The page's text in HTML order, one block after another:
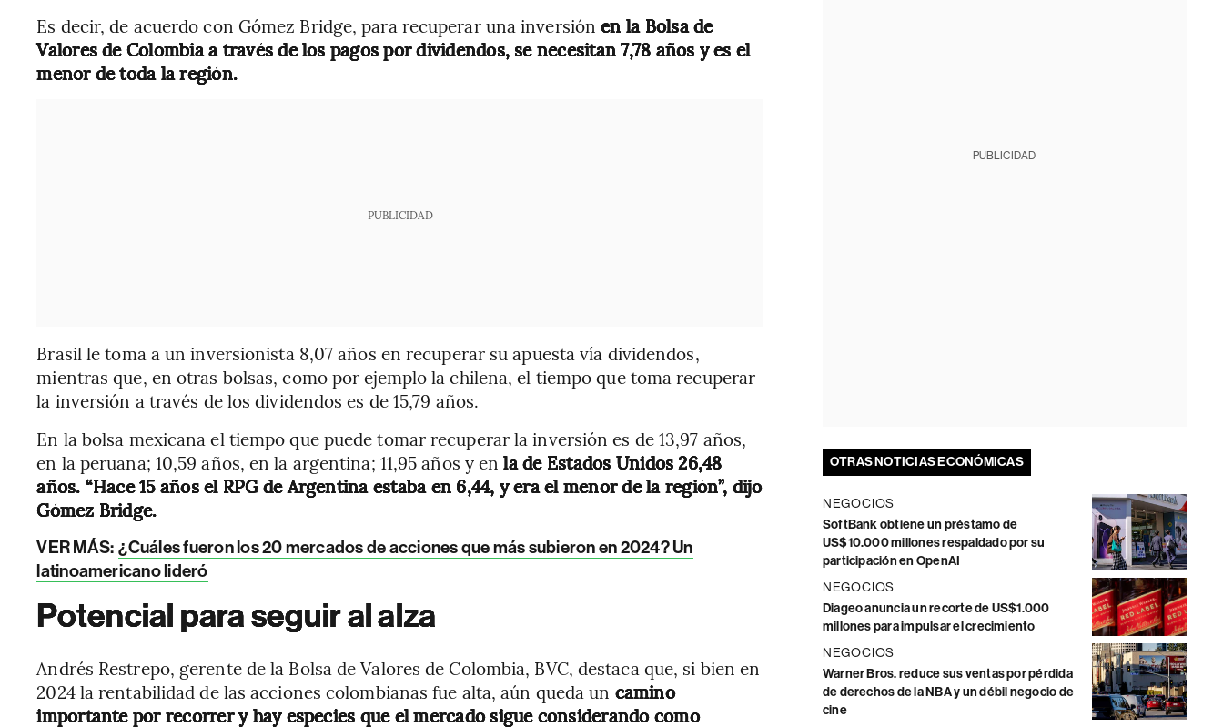
Es decir, de acuerdo con Gómez Bridge, para recuperar una inversiónen la Bolsa de
Valores de Colombia a través de los pagos por dividendos, se necesitan 7,78 años y es el
menor de toda la región.
PUBLICIDAD
Brasil le toma a un inversionista 8,07 años en recuperar su apuesta vía dividendos,
mientras que, en otras bolsas, como por ejemplo la chilena, el tiempo que toma recuperar
la inversión a través de los dividendos es de 15,79 años.
En la bolsa mexicana el tiempo que puede tomar recuperar la inversión es de 13,97 años,
en la peruana; 10,59 años, en la argentina; 11,95 años y en la de Estados Unidos 26,48
años. “Hace 15 años el RPG de Argentina estaba en 6,44, y era el menor de la región”, dijo
Gómez Bridge.
VER MÁS: ¿Cuáles fueron los 20 mercados de acciones que más subieron en 2024? Un
latinoamericano lideró
Potencial para seguir al alza
Andrés Restrepo, gerente de la Bolsa de Valores de Colombia, BVC, destaca que, si bien en
2024 la rentabilidad de las acciones colombianas fue alta, aún queda un camino
importante por recorrer y hay especies que el mercado sigue considerando como
PUBLICIDAD
OTRAS NOTICIAS ECONÓMICAS
NEGOCIOS
SoftBank obtiene un préstamo de
US$10.000 millones respaldado por su
participación en OpenAI
NEGOCIOS
Diageo anuncia un recorte de US$1.000
millones para impulsar el crecimiento
NEGOCIOS
Warner Bros. reduce sus ventas por pérdida
de derechos de la NBA y un débil negocio de
cine